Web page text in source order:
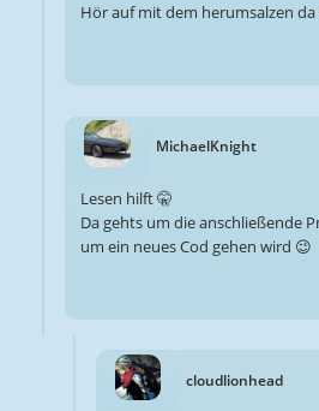
Hör auf mit dem herumsalzen
MichaelKnight
Lesen hilft 🤫
Da gehts um die anschließende
um ein neues Cod gehen wird 😉
cloudlionhead